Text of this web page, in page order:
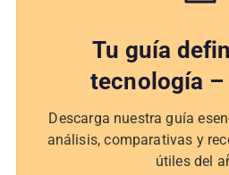
Tu guía
tecnología –
Descarga nuestra guía
análisis, comparativas y
útiles del